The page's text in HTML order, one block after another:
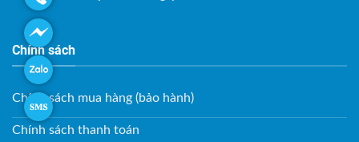
Chính sách
Chính sách mua hàng (bảo hành)
Chính sách thanh toán